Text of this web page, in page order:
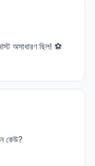
অসাধারণ ছিল! ⚽
কেউ?